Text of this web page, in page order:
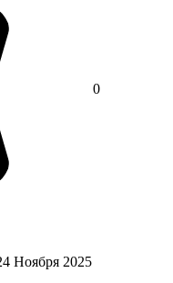
0
Ноября 2025